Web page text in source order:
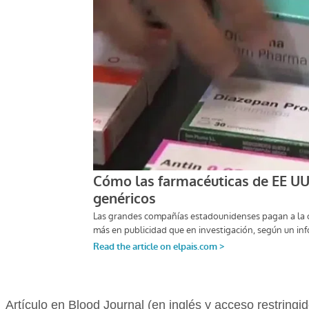
Artículo en Blood Journal (en inglés y acceso